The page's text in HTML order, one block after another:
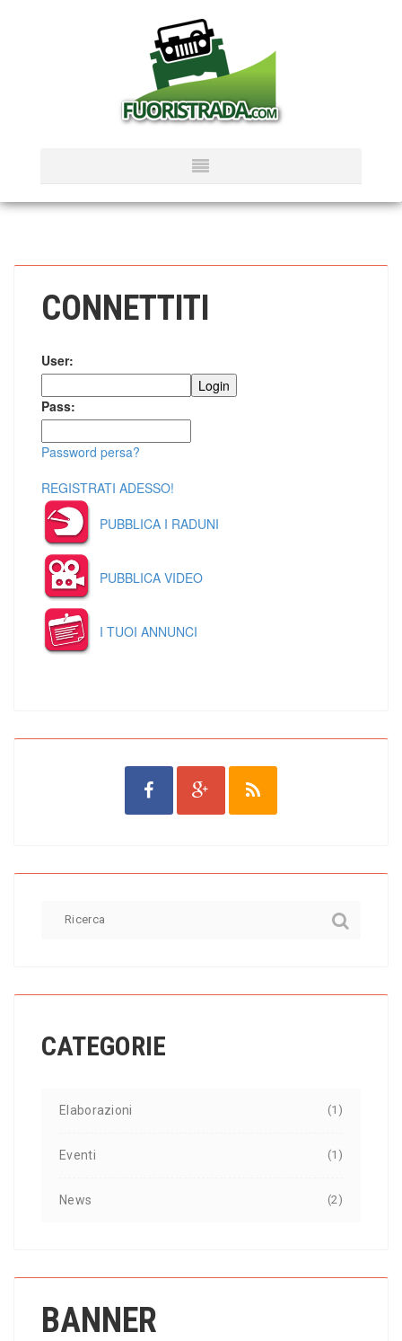
CONNETTITI
User:
Pass:
Password persa?
REGISTRATI ADESSO!
PUBBLICA I RADUNI
PUBBLICA VIDEO
I TUOI ANNUNCI
CATEGORIE
Elaborazioni (1)
Eventi (1)
News (2)
BANNER